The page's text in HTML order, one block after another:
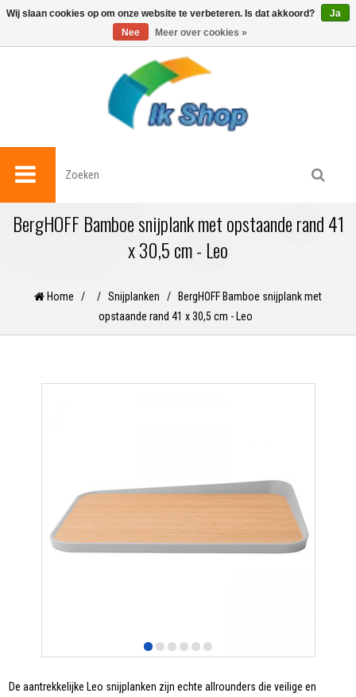
0
BergHOFF Bamboe snijplank met opstaande rand 41
x 30,5 cm - Leo
Home / / Snijplanken /
BergHOFF Bamboe snijplank met
opstaande rand 41 x 30,5 cm - Leo
De aantrekkelijke Leo snijplanken zijn echte allrounders die veilige en
Wij slaan cookies op om onze website te verbeteren. Is dat akkoord?
Ja
Nee
Meer over cookies »